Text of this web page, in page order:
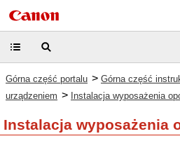
Górna część portalu > Górna część
urządzeniem > Instalacja wyposażenia
Instalacja wyposażenia